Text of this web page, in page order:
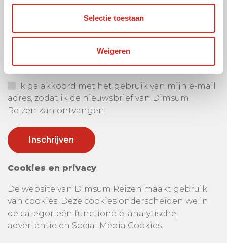
Selectie toestaan
Weigeren
Uw e-mail adres:
Ik ga akkoord met het gebruik van mijn e-mail
adres, zodat ik de nieuwsbrief van Dimsum
Reizen kan ontvangen.
Cookies en privacy
De website van Dimsum Reizen maakt gebruik
van cookies. Deze cookies onderscheiden we in
de categorieën functionele, analytische,
advertentie en Social Media Cookies.